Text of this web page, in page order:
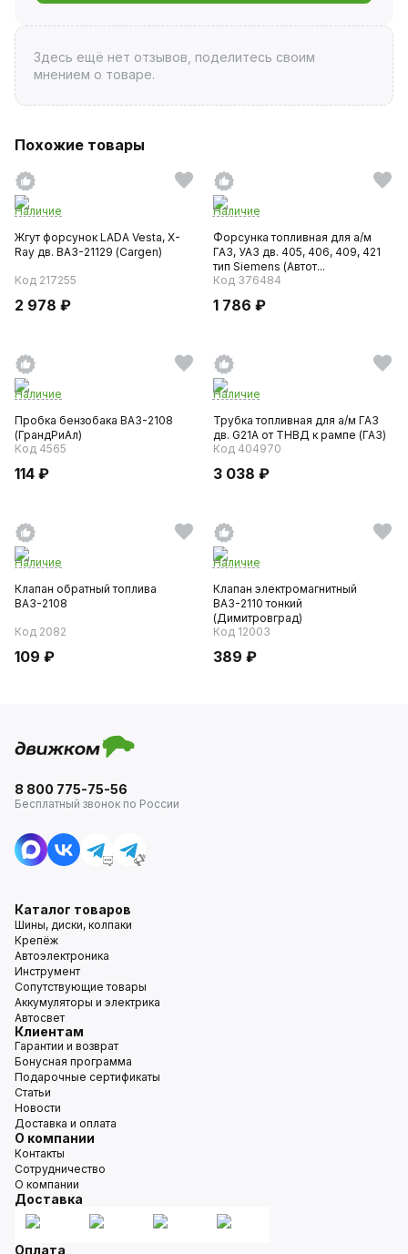
Здесь ещё нет отзывов, поделитесь своим
мнением о товаре.
Похожие товары
Наличие
Жгут форсунок LADA Vesta, X-
Ray дв. ВАЗ-21129 (Cargen)
Код 217255
2 978 ₽
Наличие
Форсунка топливная для а/м
ГАЗ, УАЗ дв. 405, 406, 409, 421
тип Siemens (Автот...
Код 376484
1 786 ₽
Наличие
Пробка бензобака ВАЗ-2108
(ГрандРиАл)
Код 4565
114 ₽
Наличие
Трубка топливная для а/м ГАЗ
дв. G21A от ТНВД к рампе (ГАЗ)
Код 404970
3 038 ₽
Наличие
Клапан обратный топлива
ВАЗ-2108
Код 2082
109 ₽
Наличие
Клапан электромагнитный
ВАЗ-2110 тонкий
(Димитровград)
Код 12003
389 ₽
8 800 775-75-56
Бесплатный звонок по России
Каталог товаров
Шины, диски, колпаки
Крепёж
Автоэлектроника
Инструмент
Сопутствующие товары
Аккумуляторы и электрика
Автосвет
Клиентам
Гарантии и возврат
Бонусная программа
Подарочные сертификаты
Статьи
Новости
Доставка и оплата
О компании
Контакты
Сотрудничество
О компании
Доставка
Оплата